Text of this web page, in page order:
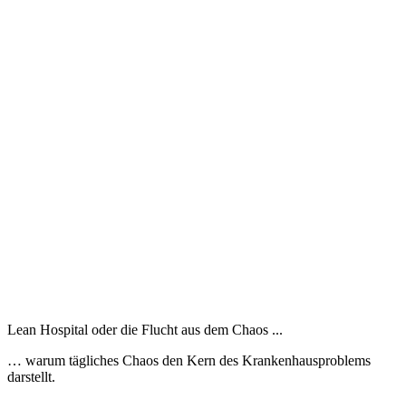
Lean Hospital oder die Flucht aus dem Chaos ...
… warum tägliches Chaos den Kern des Krankenhausproblems
darstellt.